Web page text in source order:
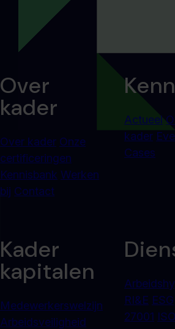
Over
kader
Over kader Onze
certificeringen
Kennisbank Werken
bij Contact
Actueel
kader
Cases
Kader
kapitalen
Medewerkerswelzijn
Arbeidsveiligheid
RI&E ESG
27001